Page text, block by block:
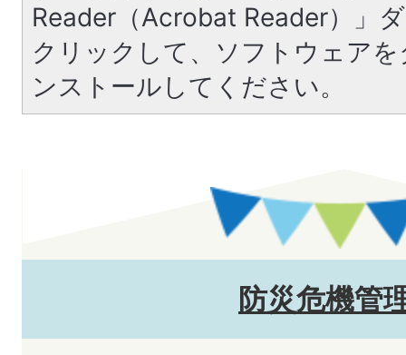
Reader（Acrobat Reader）」
クリックして、ソフトウェア
ンストールしてください。
防災危機管